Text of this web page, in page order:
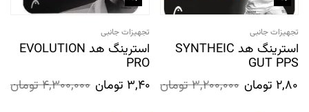
تجهیزات جانبی
استرینگ هد SYNTHEIC
GUT PPS
3,200,000تومان تومان
تجهیزات جانبی
استرینگ هد EVOLUTION
PRO
4,300,000تومان 3,400,000 تومان